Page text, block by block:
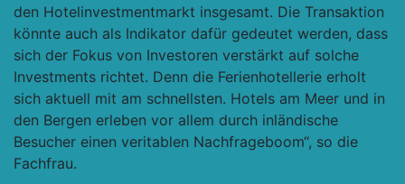
den Hotelinvestmentmarkt insgesamt. Die Transaktion
könnte auch als Indikator dafür gedeutet werden, dass
sich der Fokus von Investoren verstärkt auf solche
Investments richtet. Denn die Ferienhotellerie erholt
sich aktuell mit am schnellsten. Hotels am Meer und in
den Bergen erleben vor allem durch inländische
Besucher einen veritablen Nachfrageboom“, so die
Fachfrau.